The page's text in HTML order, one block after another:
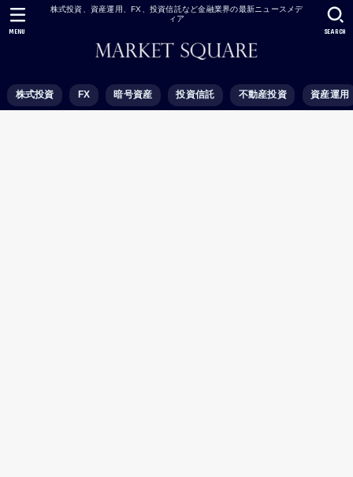
株式投資、資産運用、FX、投資信託など金融業界の最新ニュースメデ
ィア
株式投資 FX 暗号資産 投資信託 不動産投資 資産運用
SEARCH
MENU